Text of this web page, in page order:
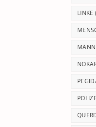
LINKE